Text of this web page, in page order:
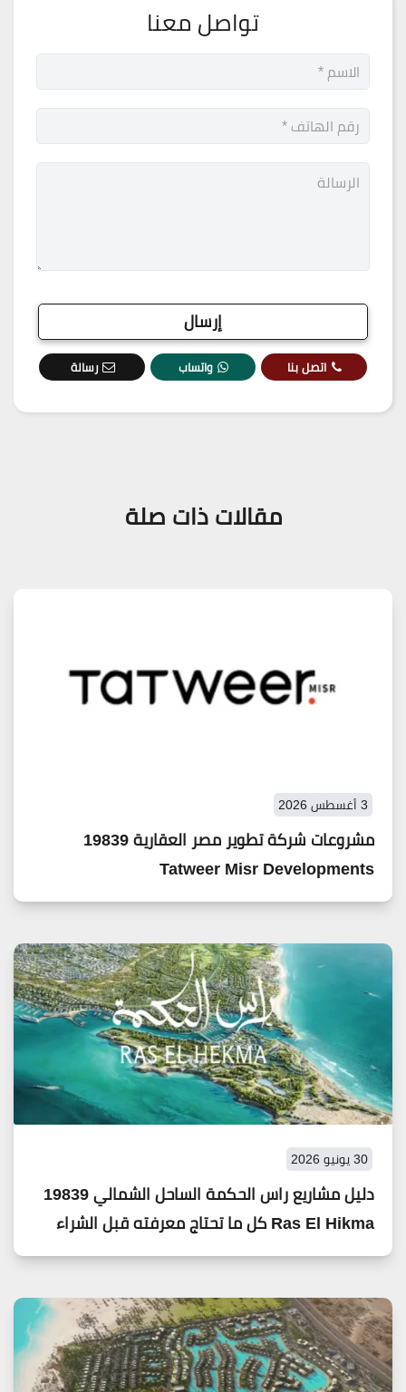
تواصل معنا
اتصل بنا واتساب رسالة
مقالات ذات صلة
3 أغسطس 2026
مشروعات شركة تطوير مصر العقارية 19839
Tatweer Misr Developments
30 يونيو 2026
دليل مشاريع راس الحكمة الساحل الشمالي 19839
Ras El Hikma كل ما تحتاج معرفته قبل الشراء